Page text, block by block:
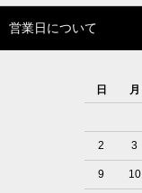
営業日について
日
月
2 3
9 10